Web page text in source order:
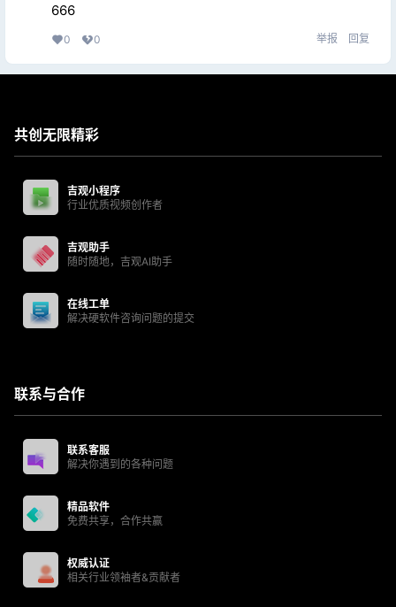
666
0 0 举报 回复
共创无限精彩
吉观小程序
行业优质视频创作者
吉观助手
随时随地，吉观AI助手
在线工单
解决硬软件咨询问题的提交
联系与合作
联系客服
解决你遇到的各种问题
精品软件
免费共享，合作共赢
权威认证
相关行业领袖者&贡献者